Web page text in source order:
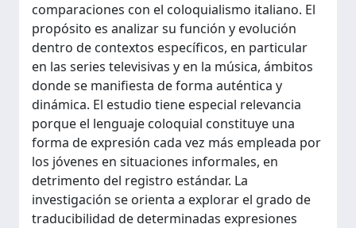
comparaciones con el coloquialismo italiano. El
propósito es analizar su función y evolución
dentro de contextos específicos, en particular
en las series televisivas y en la música, ámbitos
donde se manifiesta de forma auténtica y
dinámica. El estudio tiene especial relevancia
porque el lenguaje coloquial constituye una
forma de expresión cada vez más empleada por
los jóvenes en situaciones informales, en
detrimento del registro estándar. La
investigación se orienta a explorar el grado de
traducibilidad de determinadas expresiones